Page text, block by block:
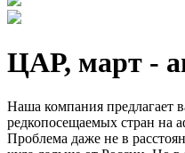
ЦАР, март -
Наша компания предлагает
редкопосещаемых стран на
Проблема даже не в